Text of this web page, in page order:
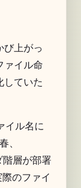
び上がっ
ァイル命
していた
イル名に
、
階層が部署
のファイ